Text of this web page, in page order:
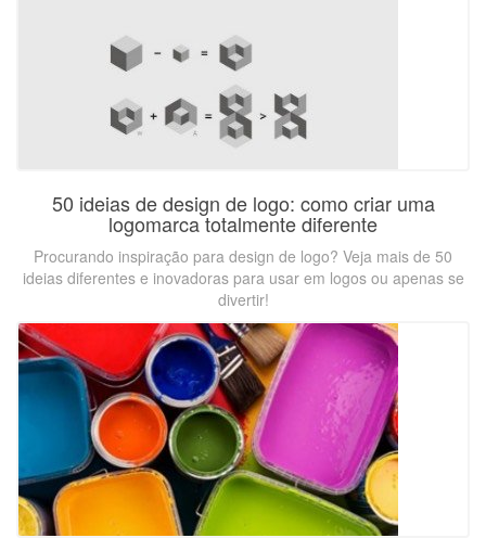
50 ideias de design de logo: como criar uma
logomarca totalmente diferente
Procurando inspiração para design de logo? Veja mais de 50
ideias diferentes e inovadoras para usar em logos ou apenas se
divertir!